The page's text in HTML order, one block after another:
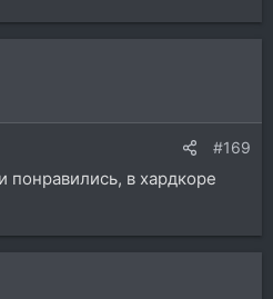
#169
в хардкоре